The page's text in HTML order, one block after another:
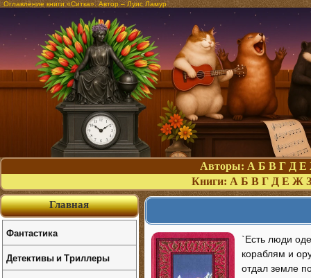
Оглавление книги «Ситка». Автор – Луис Ламур
Авторы: А Б В Г Д Е
Книги: А Б В Г Д Е Ж З
`Есть люди
кораблям и
отдал земле
Главная
Фантастика
Детективы и Триллеры